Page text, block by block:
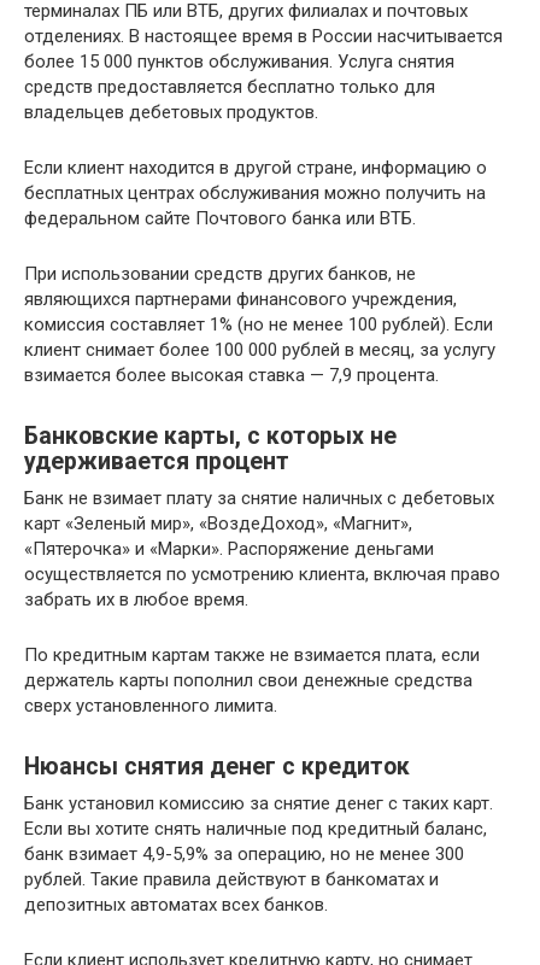
терминалах ПБ или ВТБ, других филиалах и почтовых
отделениях. В настоящее время в России насчитывается
более 15 000 пунктов обслуживания. Услуга снятия
средств предоставляется бесплатно только для
владельцев дебетовых продуктов.
Если клиент находится в другой стране, информацию о
бесплатных центрах обслуживания можно получить на
федеральном сайте Почтового банка или ВТБ.
При использовании средств других банков, не
являющихся партнерами финансового учреждения,
комиссия составляет 1% (но не менее 100 рублей). Если
клиент снимает более 100 000 рублей в месяц, за услугу
взимается более высокая ставка — 7,9 процента.
Банковские карты, с которых не
удерживается процент
Банк не взимает плату за снятие наличных с дебетовых
карт «Зеленый мир», «ВоздеДоход», «Магнит»,
«Пятерочка» и «Марки». Распоряжение деньгами
осуществляется по усмотрению клиента, включая право
забрать их в любое время.
По кредитным картам также не взимается плата, если
держатель карты пополнил свои денежные средства
сверх установленного лимита.
Нюансы снятия денег с кредиток
Банк установил комиссию за снятие денег с таких карт.
Если вы хотите снять наличные под кредитный баланс,
банк взимает 4,9-5,9% за операцию, но не менее 300
рублей. Такие правила действуют в банкоматах и
депозитных автоматах всех банков.
Если клиент использует кредитную карту, но снимает